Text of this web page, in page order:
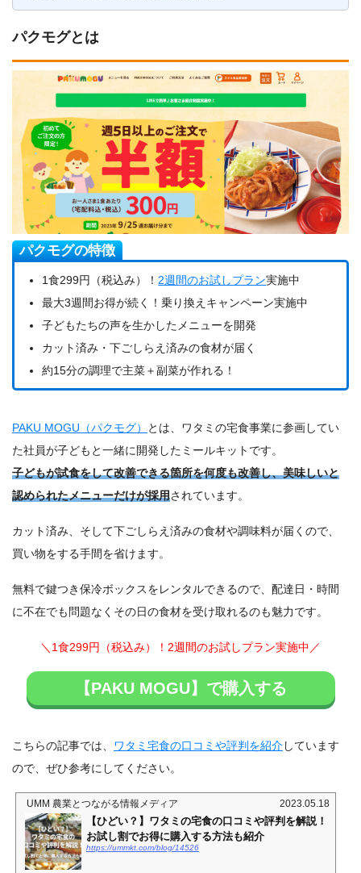
パクモグとは
パクモグの特徴
1食299円（税込み）！ 2週間のお試しプラン実施中
最大3週間お得が続く！乗り換えキャンペーン実施中
子どもたちの声を生かしたメニューを開発
カット済み・下ごしらえ済みの食材が届く
約15分の調理で主菜＋副菜が作れる！
PAKU MOGU（パクモグ）
とは、ワタミの宅食事業に参画してい
た社員が子どもと一緒に開発したミールキットです。
子どもが試食をして改善できる箇所を何度も改善し、美味しいと
認められたメニューだけが採用されています。
カット済み、そして下ごしらえ済みの食材や調味料が届くので、
買い物をする手間を省けます。
無料で鍵つき保冷ボックスをレンタルできるので、配達日・時間
に不在でも問題なくその日の食材を受け取れるのも魅力です。
＼1食299円（税込み）！2週間のお試しプラン実施中／
【PAKU MOGU】で購入する
こちらの記事では、 ワタミ宅食の口コミや評判を紹介しています
ので、ぜひ参考にしてください。
UMM 農業とつながる情報メディア 2023.05.18
【ひどい？】ワタミの宅食の口コミや評判を解説！
お試し割でお得に購入する方法も紹介
https://ummkt.com/blog/14526